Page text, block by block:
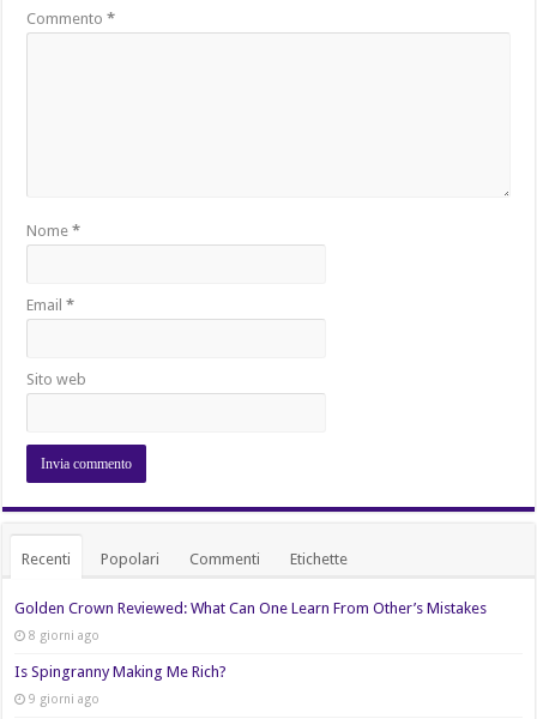
Commento*
Nome*
Email*
Sito web
Recenti Popolari Commenti Etichette
Golden Crown Reviewed: What Can One Learn From Other’s Mistakes
8 giorni ago
Is Spingranny Making Me Rich?
9 giorni ago